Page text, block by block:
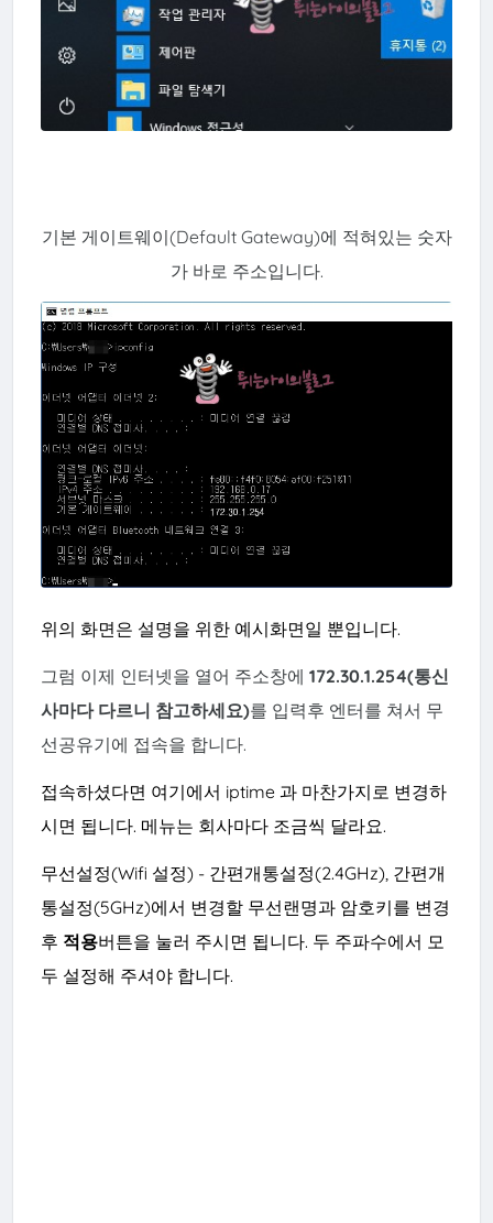
기본 게이트웨이(Default Gateway)에 적혀있는 숫자
가 바로 주소입니다.
위의 화면은 설명을 위한 예시화면일 뿐입니다.
그럼 이제 인터넷을 열어 주소창에 172.30.1.254(통신
사마다 다르니 참고하세요)를 입력후 엔터를 쳐서 무
선공유기에 접속을 합니다.
접속하셨다면 여기에서 iptime 과 마찬가지로 변경하
시면 됩니다. 메뉴는 회사마다 조금씩 달라요.
무선설정(Wifi 설정) - 간편개통설정(2.4GHz), 간편개
통설정(5GHz)에서 변경할 무선랜명과 암호키를 변경
후 적용버튼을 눌러 주시면 됩니다. 두 주파수에서 모
두 설정해 주셔야 합니다.